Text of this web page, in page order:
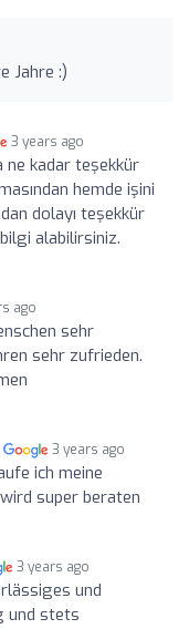
Jahre :)
3 years ago
ne kadar teşekkür
hemde işini
dolayı teşekkür
alabilirsiniz.
ago
sehr
sehr zufrieden.
3 years ago
ich meine
super beraten
3 years ago
und
und stets